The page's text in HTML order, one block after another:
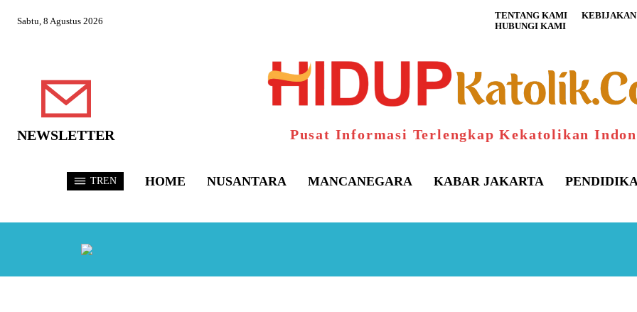
Sabtu, 8 Agustus 2026 TENTANG KAMI
KEBIJAKAN
HUBUNGI KAMI
NEWSLETTER Pusat Informasi Terlengkap Kekatolikan
TREN HOME NUSANTARA MANCANEGARA KABAR JAKARTA